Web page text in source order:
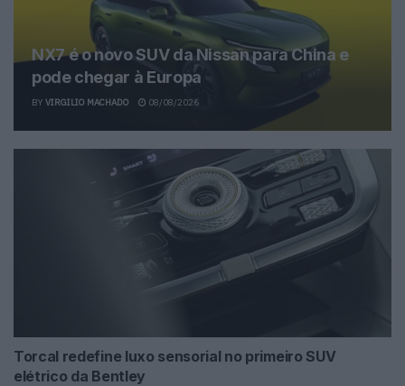
NX7 é o novo SUV da Nissan para China e
pode chegar à Europa
BY VIRGILIO MACHADO 08/08/2026
Torcal redefine luxo sensorial no primeiro SUV
elétrico da Bentley